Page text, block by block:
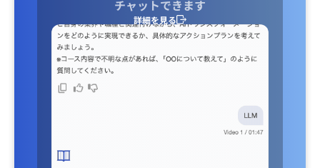
チャットできます
詳細を見る